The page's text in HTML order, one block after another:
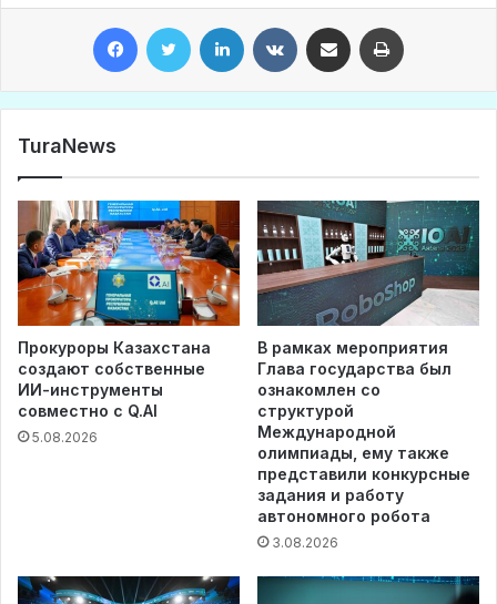
TuraNews
Прокуроры Казахстана
создают собственные
ИИ-инструменты
совместно с Q.AI
5.08.2026
В рамках мероприятия
Глава государства был
ознакомлен со
структурой
Международной
олимпиады, ему также
представили конкурсные
задания и работу
автономного робота
3.08.2026